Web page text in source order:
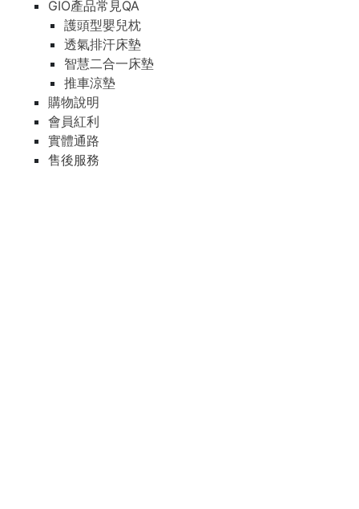
GIO產品常見QA
護頭型嬰兒枕
透氣排汗床墊
智慧二合一床墊
推車涼墊
購物說明
會員紅利
實體通路
售後服務